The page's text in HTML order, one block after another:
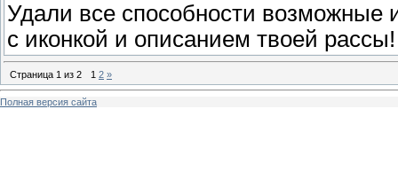
Удали все способности возможные
с иконкой и описанием твоей рассы!
Страница 1 из 2 1 2 »
Полная версия сайта